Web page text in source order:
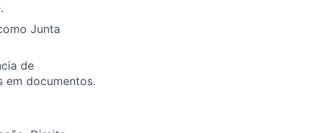
Junta
de
em documentos.